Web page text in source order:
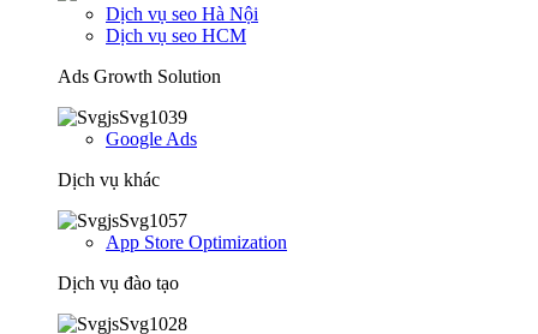
Dịch vụ seo Hà Nội
Dịch vụ seo HCM
Ads Growth Solution
Google Ads
Dịch vụ khác
App Store Optimization
Dịch vụ đào tạo